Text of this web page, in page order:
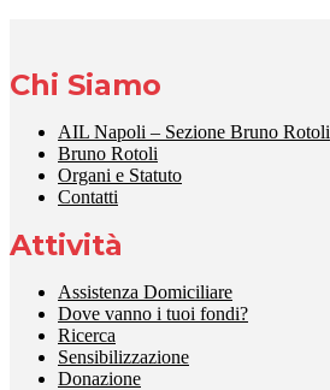
Chi Siamo
AIL Napoli – Sezione Bruno Rotoli
Bruno Rotoli
Organi e Statuto
Contatti
Attività
Assistenza Domiciliare
Dove vanno i tuoi fondi?
Ricerca
Sensibilizzazione
Donazione